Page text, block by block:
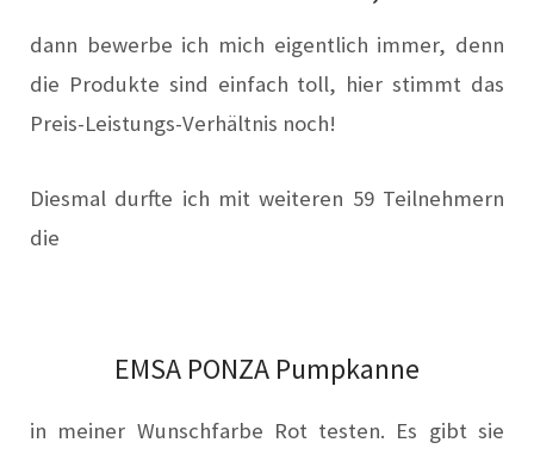
dann bewerbe ich mich eigentlich immer, denn
die Produkte sind einfach toll, hier stimmt das
Preis-Leistungs-Verhältnis noch!
Diesmal durfte ich mit weiteren 59 Teilnehmern
die
EMSA PONZA Pumpkanne
in meiner Wunschfarbe Rot testen. Es gibt sie